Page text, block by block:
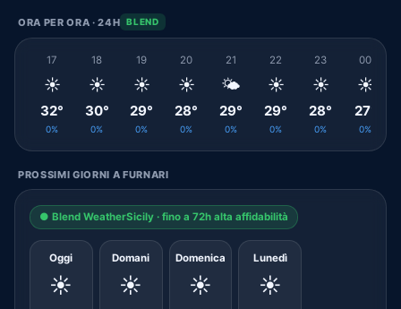
ORA PER ORA · 24H BLEND
17
☀️
32°
0%
18
☀️
30°
0%
19
☀️
29°
0%
20
☀️
28°
0%
21
🌤️
29°
0%
22
☀️
29°
0%
23
☀️
28°
0%
00
☀️
27°
0%
PROSSIMI GIORNI A FURNARI
● Blend WeatherSicily · fino a 72h alta affidabilità
Oggi
☀️
Domani
☀️
Domenica
☀️
Lunedì
☀️